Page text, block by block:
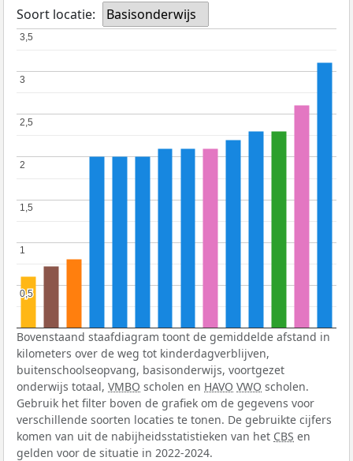
Soort locatie:
Basisonderwijs
0,5
0,5
1
1
1,5
1,5
2
2
2,5
2,5
3
3
3,5
3,5
Bovenstaand staafdiagram toont de gemiddelde afstand in
kilometers over de weg tot kinderdagverblijven,
buitenschoolseopvang, basisonderwijs, voortgezet
onderwijs totaal, VMBO scholen en HAVO VWO scholen.
Gebruik het filter boven de grafiek om de gegevens voor
verschillende soorten locaties te tonen. De gebruikte cijfers
komen van uit de nabijheidsstatistieken van het CBS en
gelden voor de situatie in 2022-2024.